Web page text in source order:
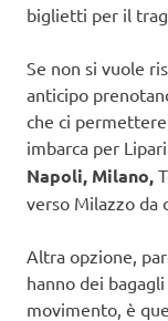
biglietti per il
Se non si vuole
anticipo
che ci
imbarca per
Napoli, Milano,
verso Milazzo da
Altra opzione,
hanno dei
movimento, è